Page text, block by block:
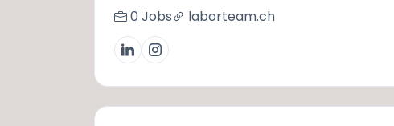
0 Jobs laborteam.ch